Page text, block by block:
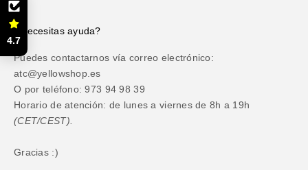
¿Necesitas ayuda?
Puedes contactarnos vía correo electrónico:
atc@yellowshop.es
O por teléfono: 973 94 98 39
Horario de atención: de lunes a viernes de 8h a 19h
(CET/CEST).
Gracias :)
4.7